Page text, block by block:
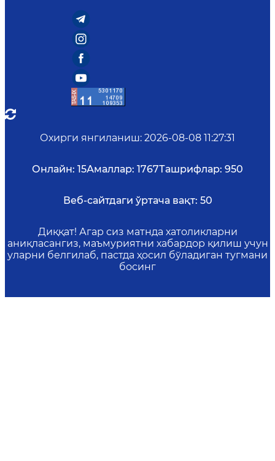
Охирги янгиланиш: 2026-08-08 11:27:31
Онлайн: 15Амаллар: 1767Ташрифлар: 950
Веб-сайтдаги ўртача вақт: 50
Диққат! Агар сиз матнда хатоликларни
аниқласангиз, маъмуриятни хабардор қилиш учун
уларни белгилаб, пастда ҳосил бўладиган тугмани
босинг